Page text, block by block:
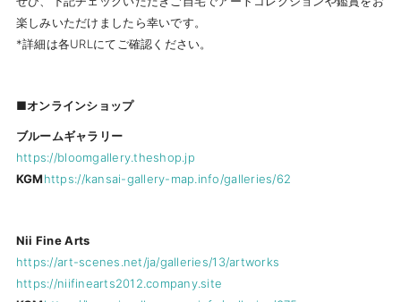
楽しみいただけましたら幸いです。
*詳細は各URLにてご確認ください。
■オンラインショップ
ブルームギャラリー
https://bloomgallery.theshop.jp
KGMhttps://kansai-gallery-map.info/galleries/62
Nii Fine Arts
https://art-scenes.net/ja/galleries/13/artworks
https://niifinearts2012.company.site